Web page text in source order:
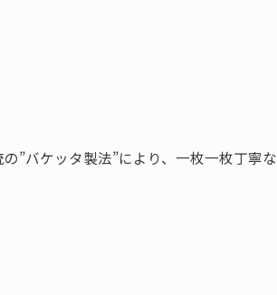
”バケッタ製法”により、一枚一枚丁寧な